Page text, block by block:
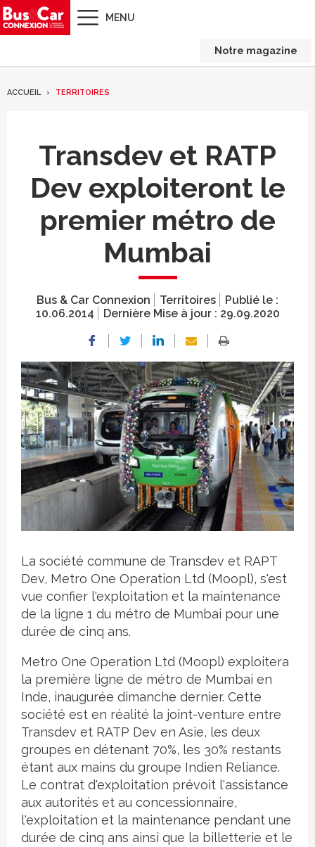
MENU
Notre magazine
ACCUEIL TERRITOIRES
Transdev et RATP
Dev exploiteront le
premier métro de
Mumbai
Bus & Car Connexion Territoires
Publié le :
10.06.2014
Dernière Mise à jour : 29.09.2020
Crédit photo
La société commune de Transdev et RAPT
Dev, Metro One Operation Ltd (Moopl), s'est
vue confier l'exploitation et la maintenance
de la ligne 1 du métro de Mumbai pour une
durée de cinq ans.
Metro One Operation Ltd (Moopl) exploitera
la première ligne de métro de Mumbai en
Inde, inaugurée dimanche dernier. Cette
société est en réalité la joint-venture entre
Transdev et RATP Dev en Asie, les deux
groupes en détenant 70%, les 30% restants
étant aux mains du groupe Indien Reliance.
Le contrat d'exploitation prévoit l'assistance
aux autorités et au concessionnaire,
l'exploitation et la maintenance pendant une
durée de cinq ans ainsi que la billetterie et le